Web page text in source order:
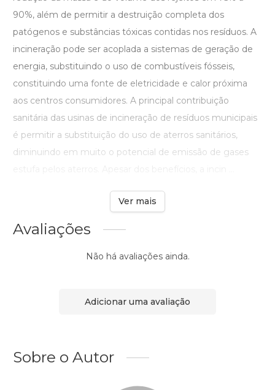
90%, além de permitir a destruição completa dos
patógenos e substâncias tóxicas contidas nos resíduos. A
incineração pode ser acoplada a sistemas de geração de
energia, substituindo o uso de combustíveis fósseis,
constituindo uma fonte de eletricidade e calor próxima
aos centros consumidores. A principal contribuição
sanitária das usinas de incineração de resíduos municipais
é permitir a substituição do uso de aterros sanitários,
diminuindo em muito o potencial de emissão de gases
Ver mais
Avaliações
Não há avaliações ainda.
Adicionar uma avaliação
Sobre o Autor